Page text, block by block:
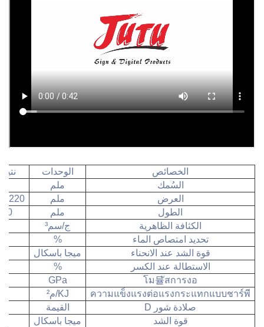
الخصائص الوحدات
السُمك
ملم
العرض
ملم
1220, 1560, 2050
الطول
ملم
الكثافة الظاهرية
ج/سم³
تحديد امتصاص الماء
%
قوة الشد عند الانحناء
ميجا باسكال
الاستطالة عند الكسر
%
โม듈ัสการงอ
GPa
ความแข็งแรงต่อแรงกระแทกแบบชาร์พี
KJ/م²
صلادة شور D
القيمة
قوة الشد
ميجا باسكال